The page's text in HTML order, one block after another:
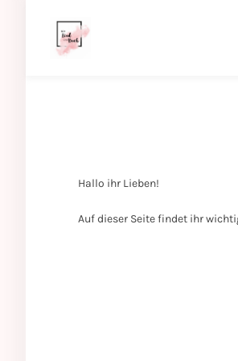
Hallo ihr Lieben!
Auf dieser Seite findet ihr